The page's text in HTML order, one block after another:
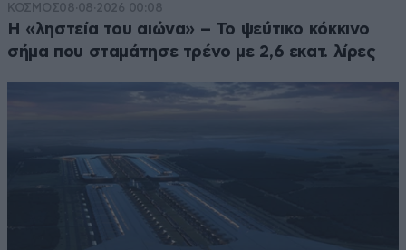
ΚΟΣΜΟΣ08·08·2026 00:08
Η «ληστεία του αιώνα» – Το ψεύτικο κόκκινο
σήμα που σταμάτησε τρένο με 2,6 εκατ. λίρες